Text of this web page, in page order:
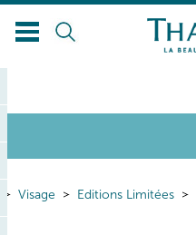
Visage Editions Limitées